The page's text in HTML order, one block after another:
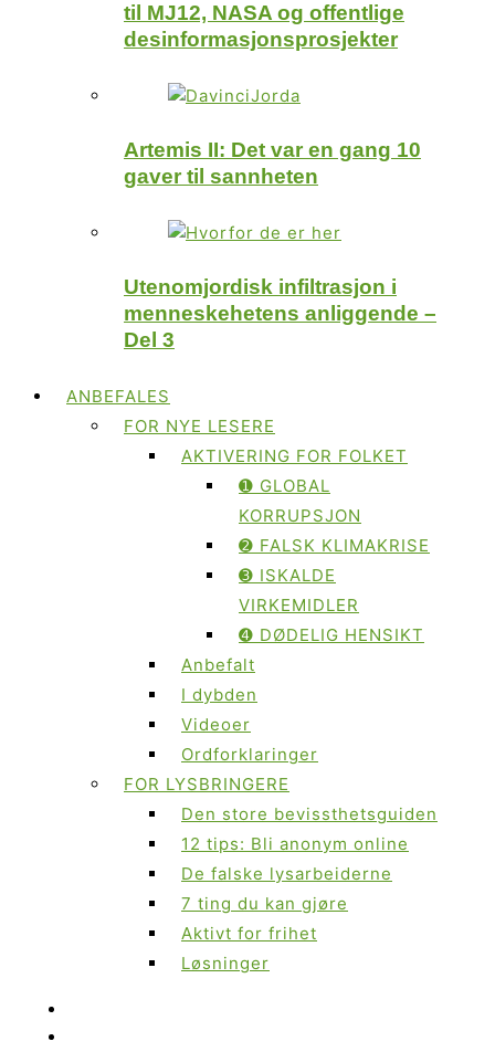
til MJ12, NASA og offentlige
desinformasjonsprosjekter
Artemis II: Det var en gang 10
gaver til sannheten
Utenomjordisk infiltrasjon i
menneskehetens anliggende –
Del 3
ANBEFALES
FOR NYE LESERE
AKTIVERING FOR FOLKET
➊ GLOBAL
KORRUPSJON
➋ FALSK KLIMAKRISE
➌ ISKALDE
VIRKEMIDLER
➍ DØDELIG HENSIKT
Anbefalt
I dybden
Videoer
Ordforklaringer
FOR LYSBRINGERE
Den store bevissthetsguiden
12 tips: Bli anonym online
De falske lysarbeiderne
7 ting du kan gjøre
Aktivt for frihet
Løsninger